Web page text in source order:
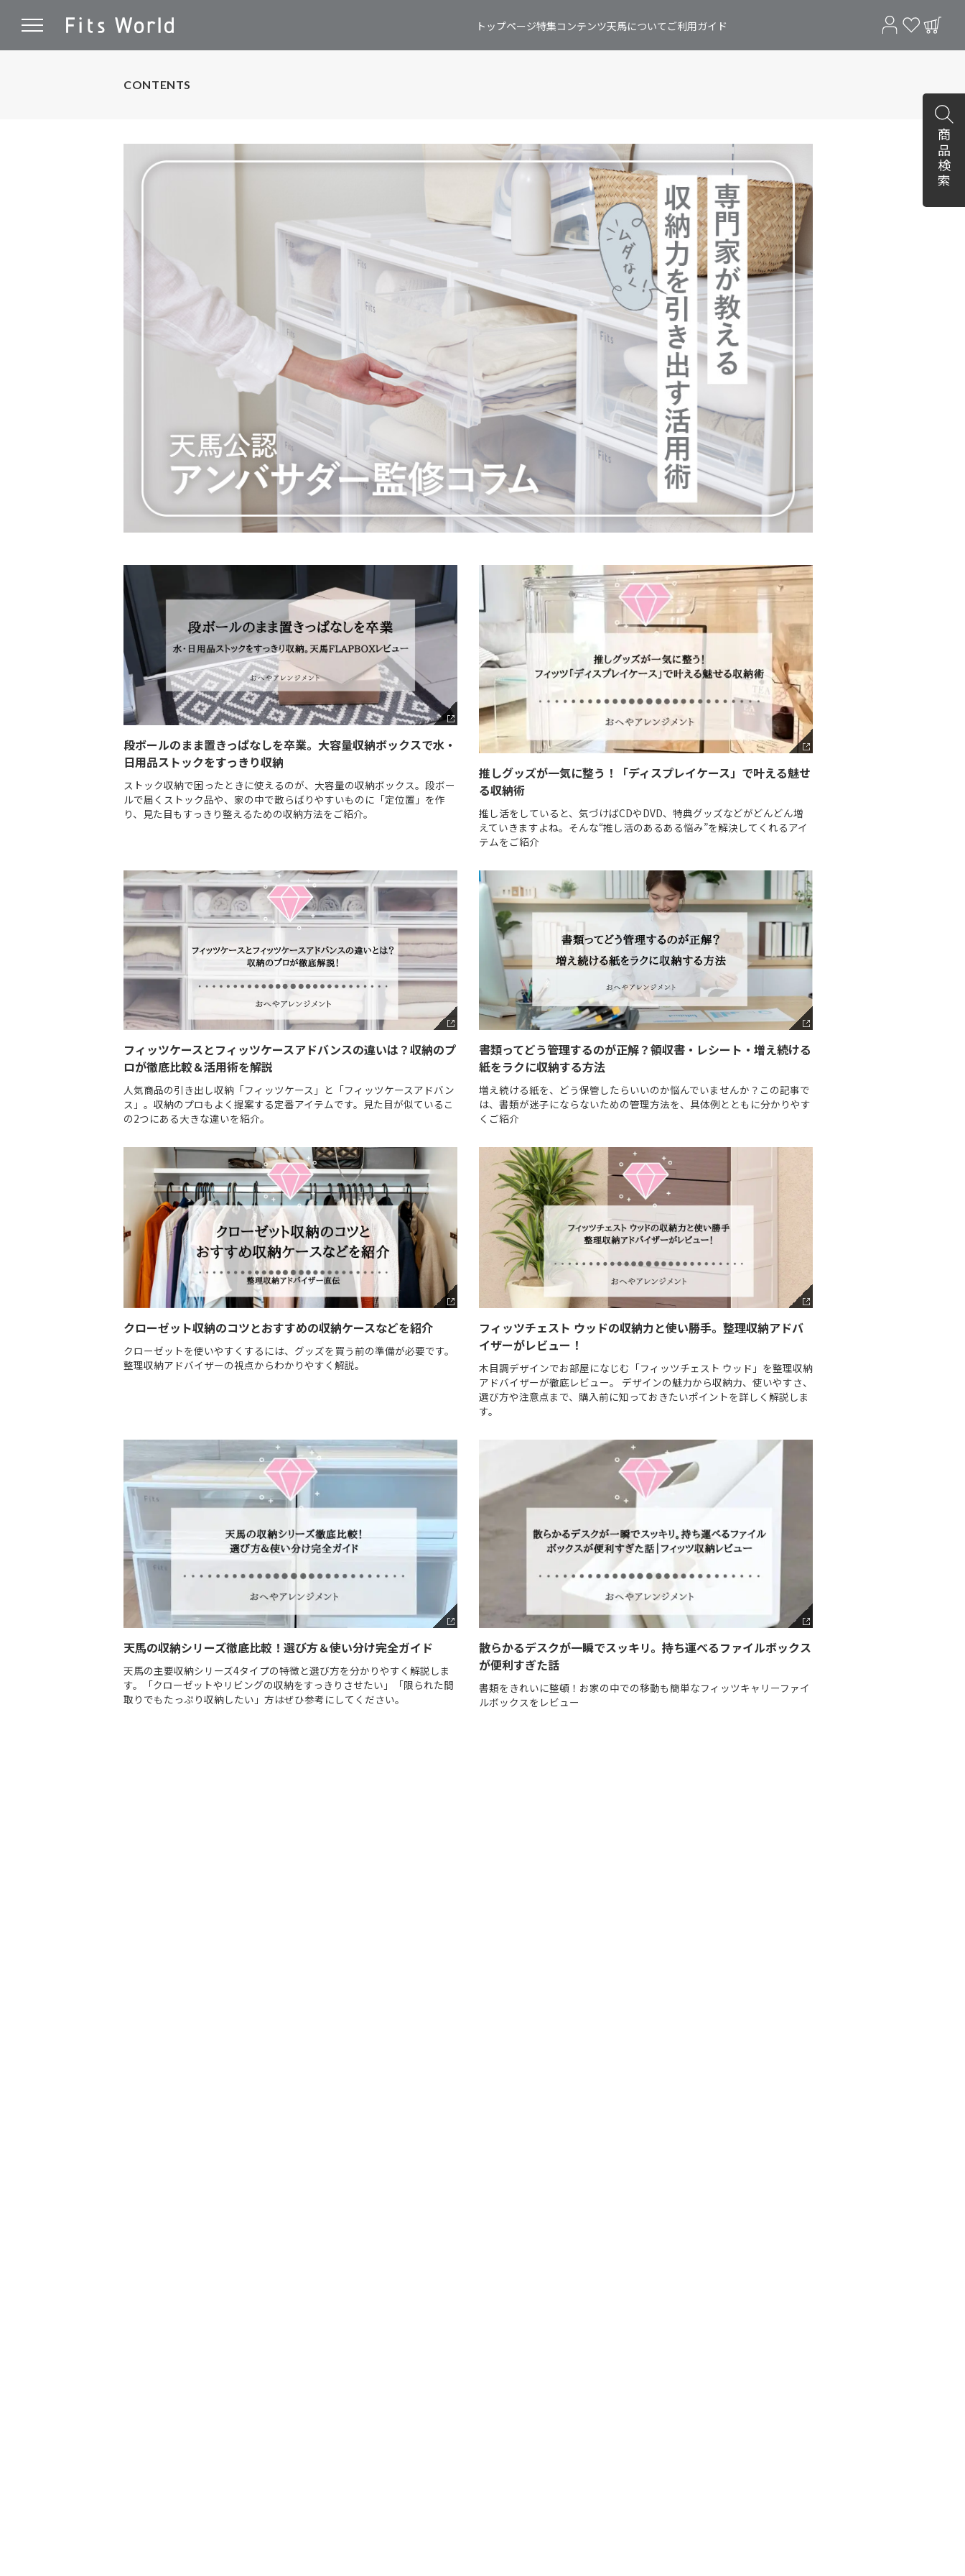
トップページ特集コンテンツ天馬について ご利用ガイド
CONTENTS
段ボールのまま置きっぱなしを卒業。大容量収納ボックスで水・
日用品ストックをすっきり収納
ストック収納で困ったときに使えるのが、大容量の収納ボックス。段ボー
ルで届くストック品や、家の中で散らばりやすいものに「定位置」を作
り、見た目もすっきり整えるための収納方法をご紹介。
推しグッズが一気に整う！「ディスプレイケース」で叶える魅せ
る収納術
推し活をしていると、気づけばCDやDVD、特典グッズなどがどんどん増
えていきますよね。そんな“推し活のあるある悩み”を解決してくれるアイ
テムをご紹介
フィッツケースとフィッツケースアドバンスの違いは？収納のプ
ロが徹底比較＆活用術を解説
人気商品の引き出し収納「フィッツケース」と「フィッツケースアドバン
ス」。収納のプロもよく提案する定番アイテムです。見た目が似ているこ
の2つにある大きな違いを紹介。
書類ってどう管理するのが正解？領収書・レシート・増え続ける
紙をラクに収納する方法
増え続ける紙を、どう保管したらいいのか悩んでいませんか？この記事で
は、書類が迷子にならないための管理方法を、具体例とともに分かりやす
くご紹介
クローゼット収納のコツとおすすめの収納ケースなどを紹介
クローゼットを使いやすくするには、グッズを買う前の準備が必要です。
整理収納アドバイザーの視点からわかりやすく解説。
フィッツチェスト ウッドの収納力と使い勝手。整理収納アドバ
イザーがレビュー！
木目調デザインでお部屋になじむ「フィッツチェスト ウッド」を整理収納
アドバイザーが徹底レビュー。 デザインの魅力から収納力、使いやすさ、
選び方や注意点まで、購入前に知っておきたいポイントを詳しく解説しま
す。
天馬の収納シリーズ徹底比較！選び方＆使い分け完全ガイド
天馬の主要収納シリーズ4タイプの特徴と選び方を分かりやすく解説しま
す。「クローゼットやリビングの収納をすっきりさせたい」「限られた間
取りでもたっぷり収納したい」方はぜひ参考にしてください。
散らかるデスクが一瞬でスッキリ。持ち運べるファイルボックス
が便利すぎた話
書類をきれいに整頓！お家の中での移動も簡単なフィッツキャリーファイ
ルボックスをレビュー
商品検索